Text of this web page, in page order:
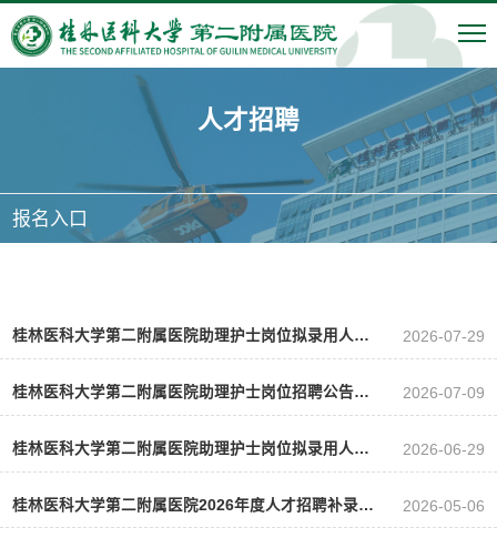
人才招聘
报名入口
桂林医科大学第二附属医院助理护士岗位拟录用人员公示（二） 2026-07-29
桂林医科大学第二附属医院助理护士岗位招聘公告（二） 2026-07-09
桂林医科大学第二附属医院助理护士岗位拟录用人员公示 2026-06-29
桂林医科大学第二附属医院2026年度人才招聘补录人员公示（二） 2026-05-06